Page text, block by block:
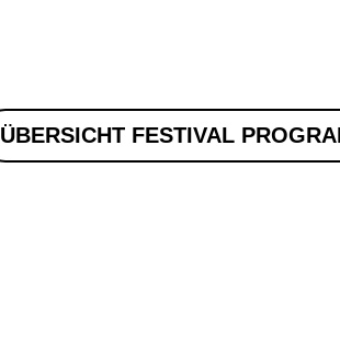
ÜBERSICHT FESTIVAL